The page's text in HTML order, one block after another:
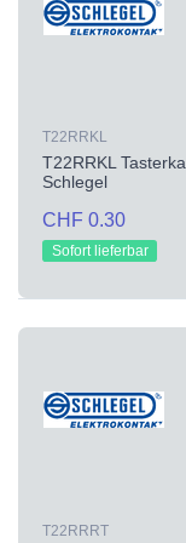
T22RRKL
T22RRKL
Schlegel
CHF 0.30
Sofort lieferbar
T22RRRT